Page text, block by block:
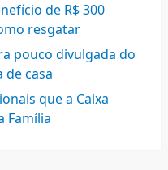
de R$ 300
resgatar
pouco divulgada do
de casa
que a Caixa
Família